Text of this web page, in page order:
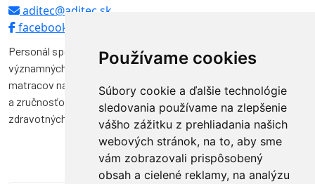
Používame cookies
Súbory cookie a ďalšie technológie
sledovania používame na zlepšenie
vášho zážitku z prehliadania našich
webových stránok, na to, aby sme
vám zobrazovali prispôsobený
obsah a cielené reklamy, na analýzu
aditec@aditec.sk
facebook
Personál spoločnosti Aditec tvoria odborníci, ktorí pôsobili vo
významných funkciách v niekoľkých spoločnostiach na výrobu
matracov na Slovensku. Svojimi vedomosťami, skúsenosťami
a zručnosťou značnou mierou prispeli k vývoju a kvalite výroby
zdravotných matracov na Slovensku.